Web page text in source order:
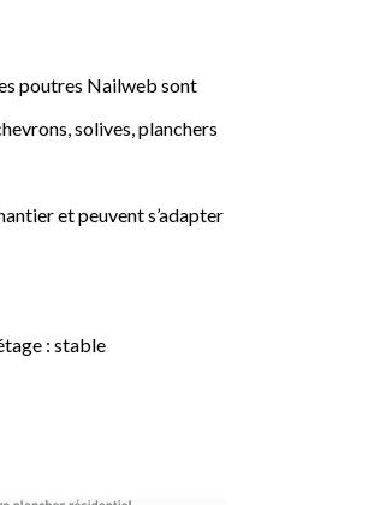
poutres Nailweb sont
solives, planchers
et peuvent s’adapter
: stable